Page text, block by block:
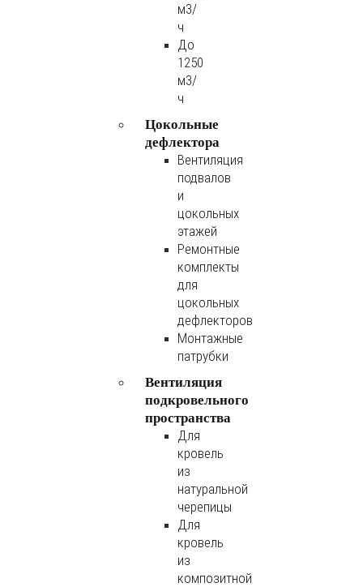
м3/
ч
До
1250
м3/
ч
Цокольные
дефлектора
Вентиляция
подвалов
и
цокольных
этажей
Ремонтные
комплекты
для
цокольных
дефлекторов
Монтажные
патрубки
Вентиляция
подкровельного
пространства
Для
кровель
из
натуральной
черепицы
Для
кровель
из
композитной